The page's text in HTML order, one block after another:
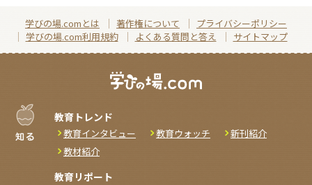
学びの場.comとは 著作権について
プライバシーポリシー
学びの場.com利用規約
よくある質問と答え サイトマップ
教育トレンド
教育インタビュー 教育ウォッチ
新刊紹介
教材紹介
教育リポート